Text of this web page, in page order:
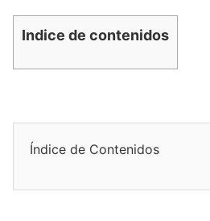
Indice de contenidos
Índice de Contenidos